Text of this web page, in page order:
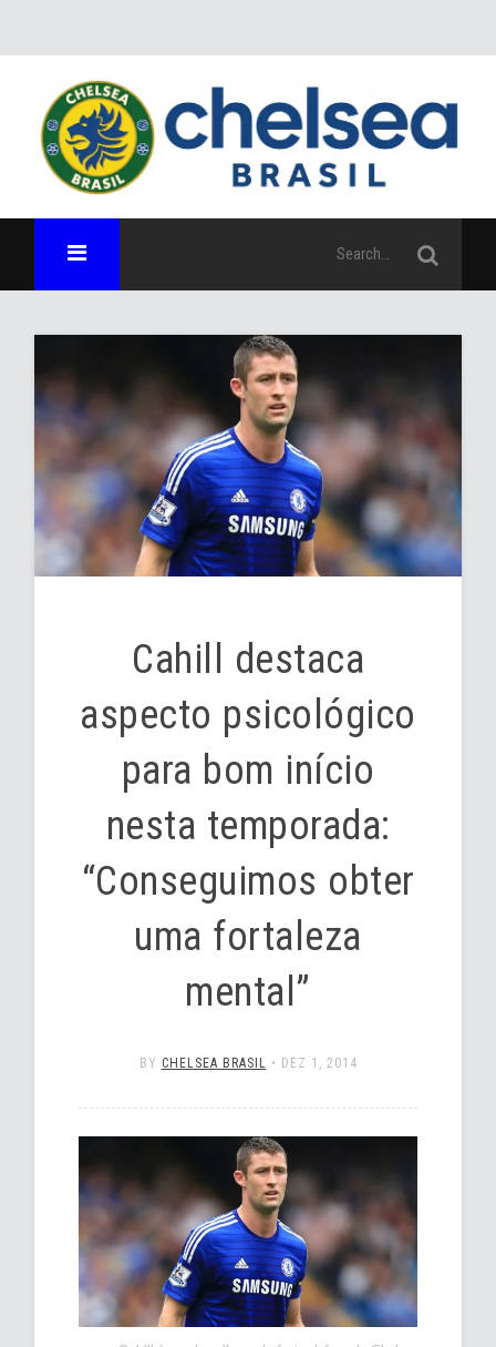
Cahill destaca
aspecto psicológico
para bom início
nesta temporada:
“Conseguimos obter
uma fortaleza
mental”
BY CHELSEA BRASIL • DEZ 1, 2014